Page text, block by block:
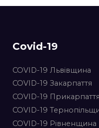
Covid-19
COVID-19 Львівщина
COVID-19 Закарпаття
COVID-19 Прикарпаття
COVID-19
COVID-19 Рівненщина